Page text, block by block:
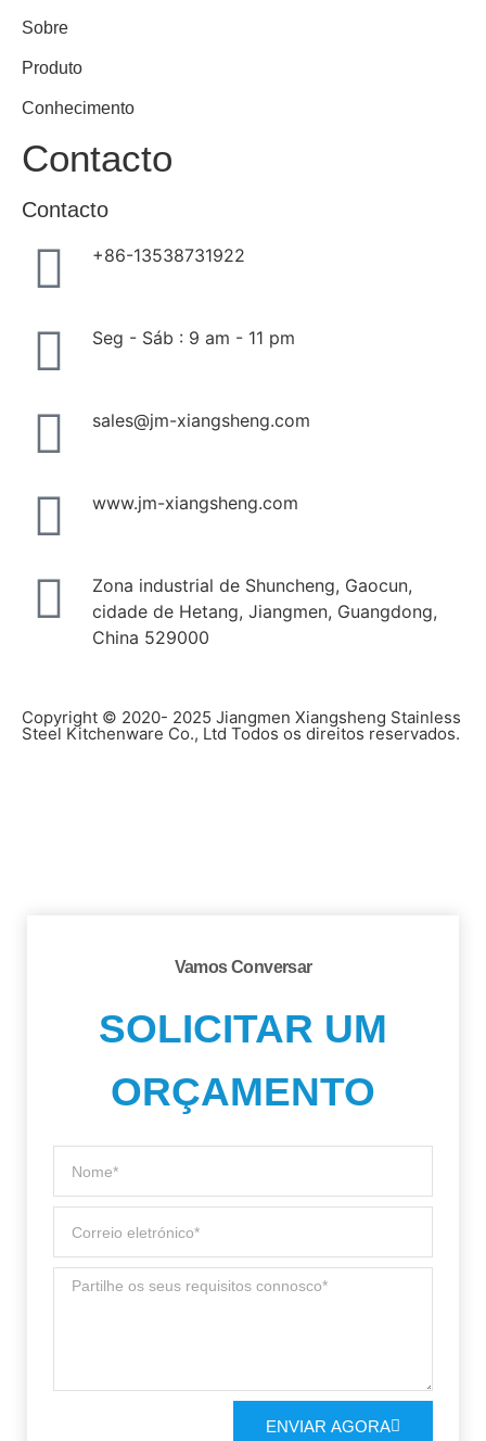
Sobre
Produto
Conhecimento
Contacto
Contacto
+86-13538731922
Seg - Sáb : 9 am - 11 pm
sales@jm-xiangsheng.com
www.jm-xiangsheng.com
Zona industrial de Shuncheng, Gaocun,
cidade de Hetang, Jiangmen, Guangdong,
China 529000
Copyright © 2020- 2025 Jiangmen Xiangsheng Stainless
Steel Kitchenware Co., Ltd Todos os direitos reservados.
Vamos Conversar
SOLICITAR UM
ORÇAMENTO
ENVIAR AGORA